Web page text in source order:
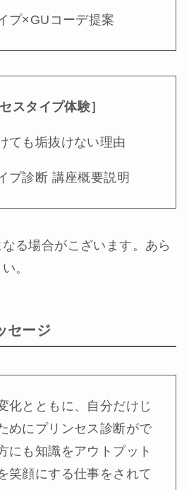
プ×GUコーデ提案
スタイプ体験］
ても垢抜けない理由
プ診断 講座概要説明
る場合がこざいます。あら
。
セージ
化とともに、自分だけじ
めにプリンセス診断がで
にも知識をアウトプット
笑顔にする仕事をされて